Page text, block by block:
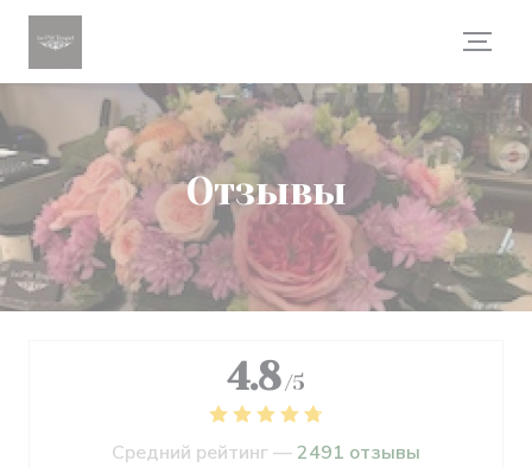
Панель управления cookies
Отзывы
4.8 /5
Средний рейтинг —2491 отзывы